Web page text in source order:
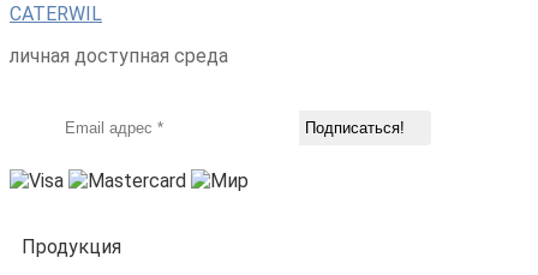
CATERWIL
личная доступная среда
Продукция